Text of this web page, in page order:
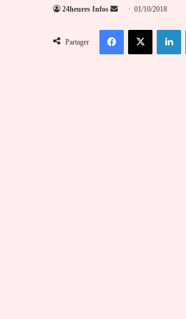
24heures Infos
Envoyer
courriel
01/10/2018
Partager
FacebookX